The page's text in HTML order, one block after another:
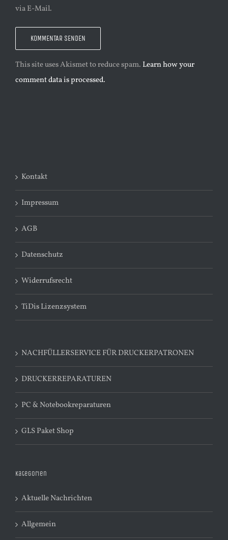
via E-Mail.
This site uses Akismet to reduce spam. Learn how your
comment data is processed.
Kontakt
Impressum
AGB
Datenschutz
Widerrufsrecht
TiDis Lizenzsystem
NACHFÜLLERSERVICE FÜR DRUCKERPATRONEN
DRUCKERREPARATUREN
PC & Notebookreparaturen
GLS Paket Shop
Kategorien
Aktuelle Nachrichten
Allgemein